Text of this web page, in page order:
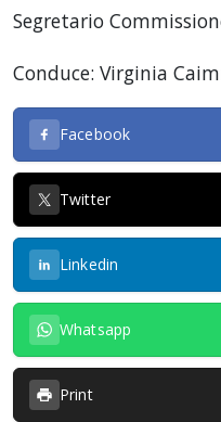
Segretario
Conduce: Virginia
Facebook
Twitter
Linkedin
Whatsapp
Print